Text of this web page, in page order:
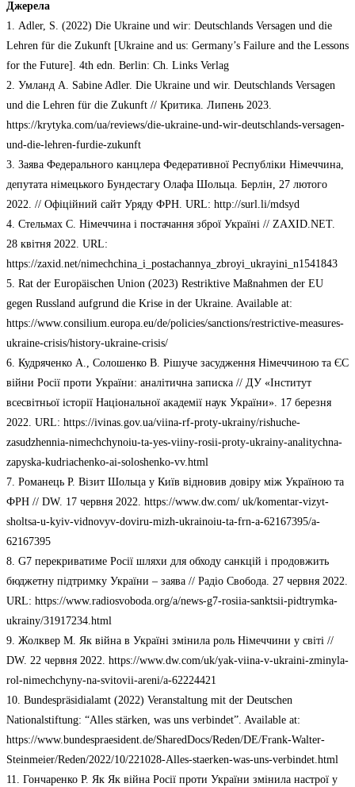
Джерела
1. Adler, S. (2022) Die Ukraine und wir: Deutschlands Versagen und die
Lehren für die Zukunft [Ukraine and us: Germany’s Failure and the Lessons
for the Future]. 4th edn. Вerlin: Ch. Links Verlag
2. Умланд А. Sabine Adler. Die Ukraine und wir. Deutschlands Versagen
und die Lehren für die Zukunft // Критика. Липень 2023.
https://krytyka.com/ua/reviews/die-ukraine-und-wir-deutschlands-versagen-
und-die-lehren-furdie-zukunft
3. Заява Федерального канцлера Федеративної Республіки Німеччина,
депутата німецького Бундестагу Олафа Шольца. Берлін, 27 лютого
2022. // Офіційний сайт Уряду ФРН. URL: http://surl.li/mdsyd
4. Стельмах С. Німеччина і постачання зброї Україні // ZAXID.NET.
28 квітня 2022. URL:
https://zaxid.net/nimechchina_i_postachannya_zbroyi_ukrayini_n1541843
5. Rat der Europäischen Union (2023) Restriktive Maßnahmen der EU
gegen Russland aufgrund die Krise in der Ukraine. Available at:
https://www.consilium.europa.eu/de/policies/sanctions/restrictive-measures-
ukraine-crisis/history-ukraine-crisis/
6. Кудряченко А., Солошенко В. Рішуче засудження Німеччиною та ЄС
війни Росії проти України: аналітична записка // ДУ «Інститут
всесвітньої історії Національної академії наук України». 17 березня
2022. URL: https://ivinas.gov.ua/viina-rf-proty-ukrainy/rishuche-
zasudzhennia-nimechchynoiu-ta-yes-viiny-rosii-proty-ukrainy-analitychna-
zapyska-kudriachenko-ai-soloshenko-vv.html
7. Романець Р. Візит Шольца у Київ відновив довіру між Україною та
ФРН // DW. 17 червня 2022. https://www.dw.com/ uk/komentar-vizyt-
sholtsa-u-kyiv-vidnovyv-doviru-mizh-ukrainoiu-ta-frn-a-62167395/a-
62167395
8. G7 перекриватиме Росії шляхи для обходу санкцій і продовжить
бюджетну підтримку України – заява // Радіо Свобода. 27 червня 2022.
URL: https://www.radiosvoboda.org/a/news-g7-rosiia-sanktsii-pidtrymka-
ukrainy/31917234.html
9. Жолквер М. Як війна в Україні змінила роль Німеччини у світі //
DW. 22 червня 2022. https://www.dw.com/uk/yak-viina-v-ukraini-zminyla-
rol-nimechchyny-na-svitovii-areni/a-62224421
10. Bundespräsidialamt (2022) Veranstaltung mit der Deutschen
Nationalstiftung: “Alles stärken, was uns verbindet”. Available at:
https://www.bundespraesident.de/SharedDocs/Reden/DE/Frank-Walter-
Steinmeier/Reden/2022/10/221028-Alles-staerken-was-uns-verbindet.html
11. Гончаренко Р. Як Як війна Росії проти України змінила настрої у